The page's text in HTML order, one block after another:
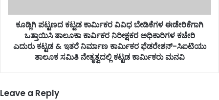
ಕೂಡ್ಲಿಗಿ ಪಟ್ಟಣದ ಕಟ್ಟಡ ಕಾರ್ಮಿಕರ ವಿವಿಧ ಬೇಡಿಕೆಗಳ ಈಡೇರಿಕೆಗಾಗಿ
ಒತ್ತಾಯಿಸಿ ತಾಲೂಕಾ ಕಾರ್ವಿಕರ ನಿರೀಕ್ಷಕರ ಅಧಿಕಾರಿಗಳ ಕಚೇರಿ
ಎದುರು ಕಟ್ಟಡ & ಇತರೆ ನಿರ್ಮಾಣ ಕಾರ್ಮಿಕರ ಫೆಡರೇಶನ್-ಸಿಐಟಿಯು
ತಾಲೂಕ ಸಮಿತಿ ನೇತೃತ್ವದಲ್ಲಿ ಕಟ್ಟಡ ಕಾರ್ಮಿಕರು ಮನವಿ
Leave a Reply